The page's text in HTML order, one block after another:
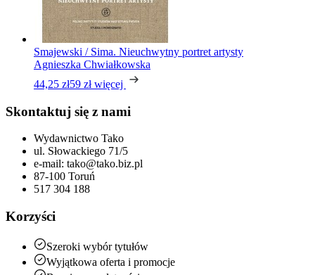
Smajewski / Sima. Nieuchwytny portret artysty
Agnieszka Chwiałkowska
44,25 zł59 zł więcej
Skontaktuj się z nami
Wydawnictwo Tako
ul. Słowackiego 71/5
e-mail: tako@tako.biz.pl
87-100 Toruń
517 304 188
Korzyści
Szeroki wybór tytułów
Wyjątkowa oferta i promocje